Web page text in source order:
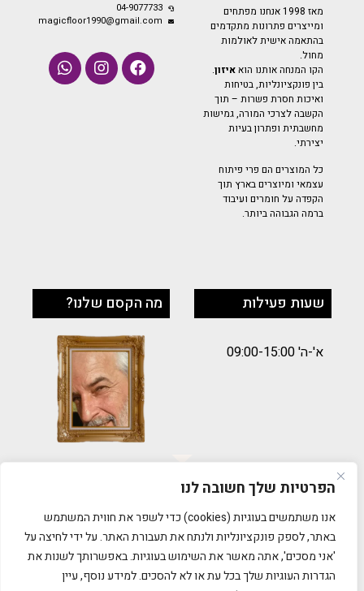
הפרטיות שלך חשובה לנו
אנו משתמשים בעוגיות (cookies) כדי לשפר את חווית המשתמש
באתר, לספק פונקציונליות ולנתח את תעבורת האתר. על ידי לחיצה על
'אני מסכים', אתה מאשר את השימוש בעוגיות. באפשרותך לשנות את
הגדרות העוגיות שלך בכל עת או לא להסכים. למידע נוסף, עיין
מאז 1998 אנחנו מפתחים
ומייצרים פתרונות מתקדמים
בהתאמה אישית לאולמות
מחול.
הקו המנחה אותנו הואאיזון.
בין פונקציונליות, בטיחות
ואיכות חסרת פשרות – תוך
הקשבה לצרכי המורה, גמישות
מחשבתית ופתרון בעיות
יצירתי.
כל המוצרים הם פרי פיתוח
עצמאי ומיוצרים בארץ תוך
הקפדה על חומרים ועיבוד
ברמה הגבוהה ביותר.
04-9077733
magicfloor1990@gmail.com
שעות פעילות
א'-ה' 09:00-15:00
מה הקסם שלנו?
תקנון
הסדרי נגישות
מדיניות פרטיות